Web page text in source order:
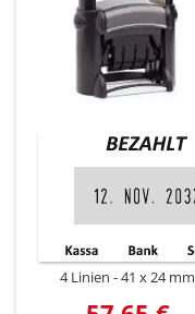
4 Linien 41 x 24 mm